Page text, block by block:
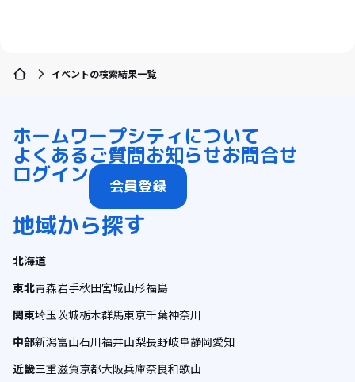
イベントの検索結果一覧
ホームワープシティについて
よくあるご質問お知らせお問合せ
ログイン 会員登録
地域から探す
北海道
東北青森岩手秋田宮城山形福島
関東埼玉茨城栃木群馬東京千葉神奈川
中部新潟富山石川福井山梨長野岐阜静岡愛知
近畿三重滋賀京都大阪兵庫奈良和歌山